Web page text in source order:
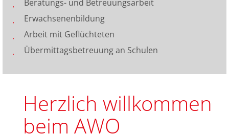
Amm 7.09. geht es
Wir haben wieder ein
abwechslungsreiches
Zirkusferienfreizeit
im Familienseminar
Beratungs- und Betreuungsarbeit
Erwachsenenbildung
Arbeit mit Geflüchteten
Übermittagsbetreuung an Schulen
Herzlich willkommen
beim AWO